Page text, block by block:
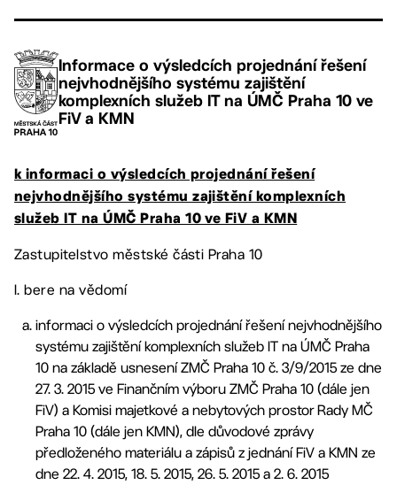
Informace o výsledcích projednání řešení
nejvhodnějšího systému zajištění
komplexních služeb IT na ÚMČ Praha 10 ve
FiV a KMN
k informaci o výsledcích projednání řešení
nejvhodnějšího systému zajištění komplexních
služeb IT na ÚMČ Praha 10 ve FiV a KMN
Zastupitelstvo městské části Praha 10
I. bere na vědomí
informaci o výsledcích projednání řešení nejvhodnějšího
systému zajištění komplexních služeb IT na ÚMČ Praha
10 na základě usnesení ZMČ Praha 10 č. 3/9/2015 ze dne
27. 3. 2015 ve Finančním výboru ZMČ Praha 10 (dále jen
FiV) a Komisi majetkové a nebytových prostor Rady MČ
Praha 10 (dále jen KMN), dle důvodové zprávy
předloženého materiálu a zápisů z jednání FiV a KMN ze
dne 22. 4. 2015, 18. 5. 2015, 26. 5. 2015 a 2. 6. 2015